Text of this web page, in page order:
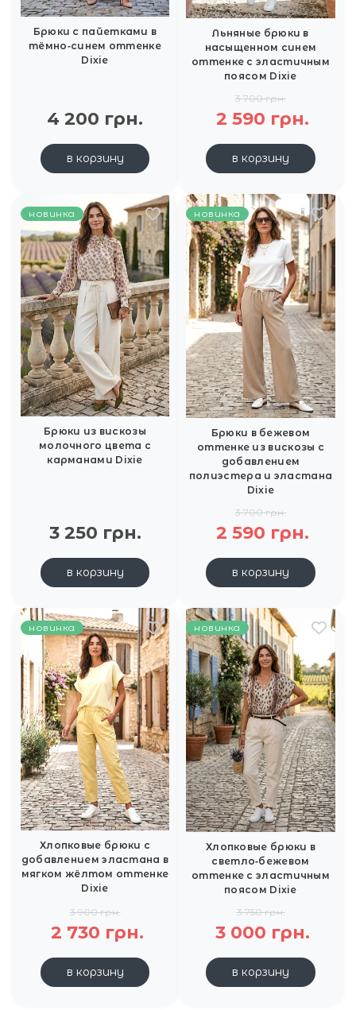
Брюки с пайетками в
тёмно‑синем оттенке
Dixie
4 200 грн.
в корзину
Льняные брюки в
насыщенном синем
оттенке с эластичным
поясом Dixie
3 700 грн.
2 590 грн.
в корзину
новинка
Брюки из вискозы
молочного цвета с
карманами Dixie
3 250 грн.
в корзину
новинка
Брюки в бежевом
оттенке из вискозы с
добавлением
полиэстера и эластана
Dixie
3 700 грн.
2 590 грн.
в корзину
новинка
Хлопковые брюки с
добавлением эластана в
мягком жёлтом оттенке
Dixie
3 900 грн.
2 730 грн.
в корзину
новинка
Хлопковые брюки в
светло‑бежевом
оттенке с эластичным
поясом Dixie
3 750 грн.
3 000 грн.
в корзину